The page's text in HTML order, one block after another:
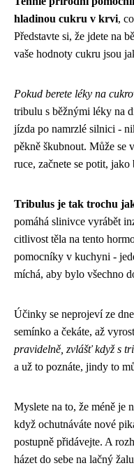
hladinou cukru v krvi,
Představte si, že jdete na
vaše hodnoty cukru jsou
Pokud berete léky na
tribulu s běžnými léky na
jízda po namrzlé silnici -
pěkně škubnout. Může se
ruce, začnete se potit,
Tribulus je tak trochu
pomáhá slinivce vyrábět
citlivost těla na tento
pomocníky v kuchyni -
míchá, aby bylo všechno
Účinky se neprojeví ze
semínko a čekáte, až
pravidelně, zvlášť když s
a už to poznáte, jindy to
Myslete na to, že méně je
když ochutnáváte nové
postupně přidávejte. A
házet do sebe na lačný